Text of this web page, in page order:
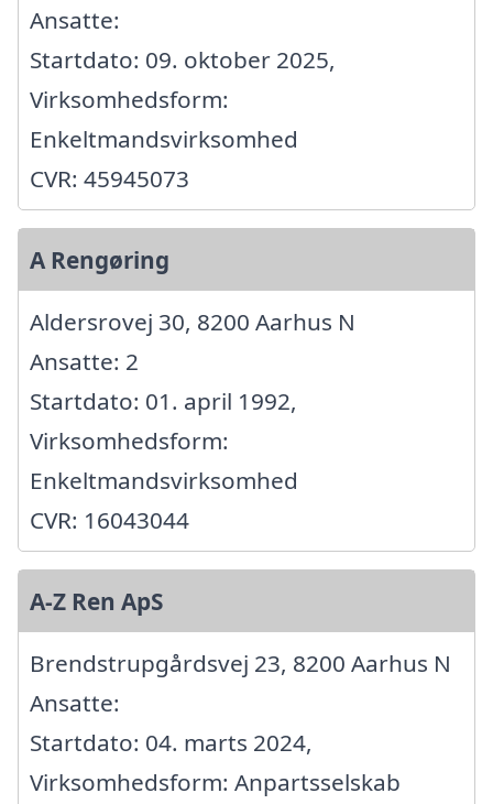
Ansatte:
Startdato: 09. oktober 2025,
Virksomhedsform:
Enkeltmandsvirksomhed
CVR: 45945073
A Rengøring
Aldersrovej 30, 8200 Aarhus N
Ansatte: 2
Startdato: 01. april 1992,
Virksomhedsform:
Enkeltmandsvirksomhed
CVR: 16043044
A-Z Ren ApS
Brendstrupgårdsvej 23, 8200 Aarhus N
Ansatte:
Startdato: 04. marts 2024,
Virksomhedsform: Anpartsselskab